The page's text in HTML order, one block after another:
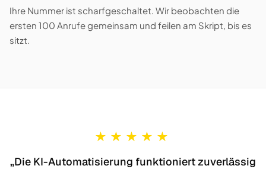
Ihre Nummer ist scharfgeschaltet. Wir beobachten die
ersten 100 Anrufe gemeinsam und feilen am Skript, bis es
sitzt.
★ ★ ★ ★ ★
„Die KI-Automatisierung funktioniert zuverlässig